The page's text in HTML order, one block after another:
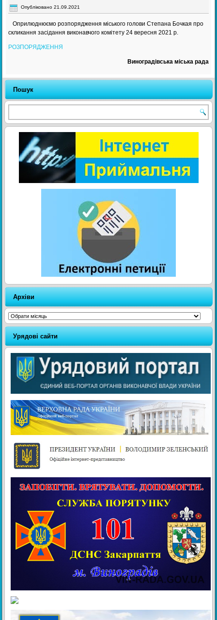
Опубліковано 21.09.2021
Оприлюднюємо розпорядження міського голови Степана Бочкая про
скликання засідання виконавчого комітету 24 вересня 2021 р.
РОЗПОРЯДЖЕННЯ
Виноградівська міська рада
Пошук
Архіви
Архіви
Урядові сайти